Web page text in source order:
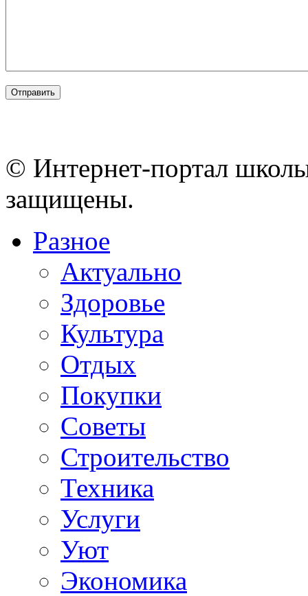
© Интернет-портал
защищены.
Разное
Актуально
Здоровье
Культура
Отдых
Покупки
Советы
Строительство
Техника
Услуги
Уют
Экономика